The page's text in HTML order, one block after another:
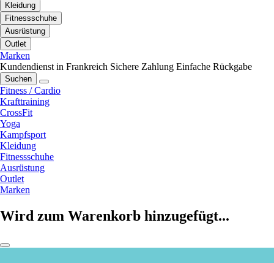
Kleidung
Fitnessschuhe
Ausrüstung
Outlet
Marken
Kundendienst in Frankreich Sichere Zahlung Einfache Rückgabe
Suchen
Fitness / Cardio
Krafttraining
CrossFit
Yoga
Kampfsport
Kleidung
Fitnessschuhe
Ausrüstung
Outlet
Marken
Wird zum Warenkorb hinzugefügt...